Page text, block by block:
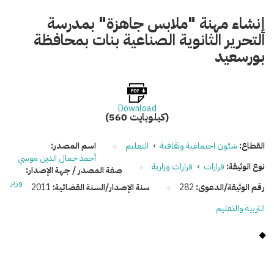
إنشاء مهنة "ملابس جاهزة" بمدرسة
التحرير الثانوية الصناعية بنات بمحافظة
بورسعيد
Download
(560 كيلوبايت)
القطاع: شئون اجتماعية وثقافية › التعليم
نوع الوثيقة: قرارات › قرارات وزارية
رقم الوثيقة/الدعوى: 282 سنة الإصدار/السنة القضائية: 2011
اسم المصدر:
أحمد جمال الدين موسي
صفة المصدر / جهة الإصدار:
وزير
التربية والتعليم